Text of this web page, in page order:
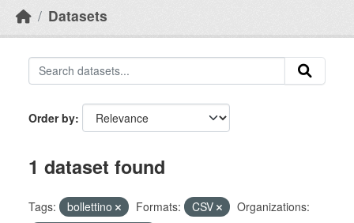
Datasets
Order by
1 dataset found
Tags: bollettino Formats: CSV
Organizations: